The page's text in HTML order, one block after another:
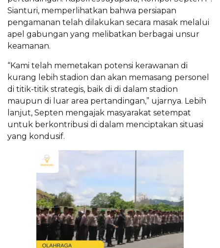
Sianturi, memperlihatkan bahwa persiapan
pengamanan telah dilakukan secara masak melalui
apel gabungan yang melibatkan berbagai unsur
keamanan.
“Kami telah memetakan potensi kerawanan di
kurang lebih stadion dan akan memasang personel
di titik-titik strategis, baik di di dalam stadion
maupun di luar area pertandingan,” ujarnya. Lebih
lanjut, Septen mengajak masyarakat setempat
untuk berkontribusi di dalam menciptakan situasi
yang kondusif.